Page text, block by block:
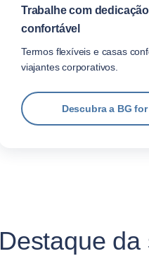
Trabalhe com
confortável
Termos flexíveis e casas
viajantes corporativos.
Descubra a BG
Destaque da